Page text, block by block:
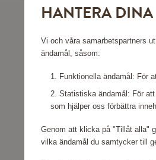
HANTERA
Vi och våra samarbetspartners
ändamål, såsom:
Funktionella ändamål: För
Statistiska ändamål: För
som hjälper oss förbättra
Genom att klicka på "Tillåt alla"
vilka ändamål du samtycker till